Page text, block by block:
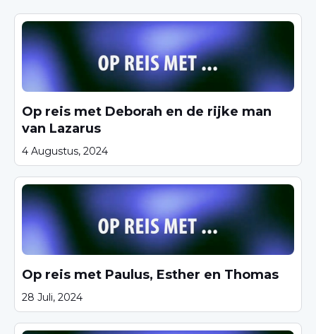
Op reis met Deborah en de rijke man
van Lazarus
4 Augustus, 2024
Op reis met Paulus, Esther en Thomas
28 Juli, 2024